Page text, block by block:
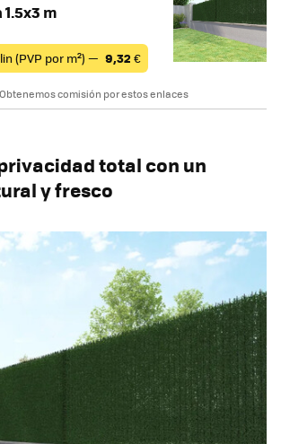
m
(PVP por m²) — 9,32 €
comisión por estos enlaces
total con un
y fresco